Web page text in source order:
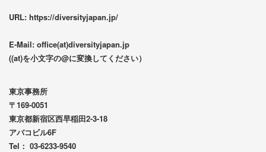
URL: https://diversityjapan.jp/
E-Mail: office(at)diversityjapan.jp
((at)を小文字の@に変換してください）
東京事務所
〒169-0051
東京都新宿区西早稲田2-3-18
アバコビル6F
Tel： 03-6233-9540